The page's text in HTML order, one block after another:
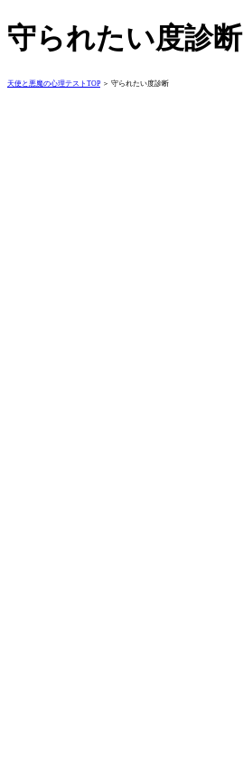
守られたい度診断
天使と悪魔の心理テストTOP ＞ 守られたい度診断